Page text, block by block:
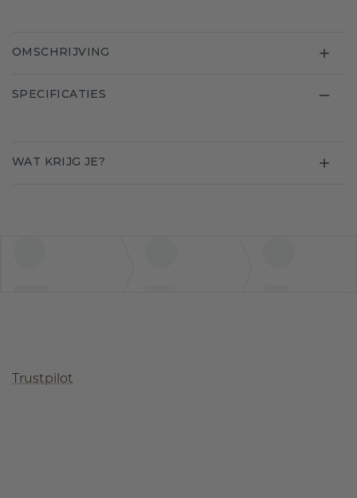
OMSCHRIJVING
SPECIFICATIES
WAT KRIJG JE?
Trustpilot